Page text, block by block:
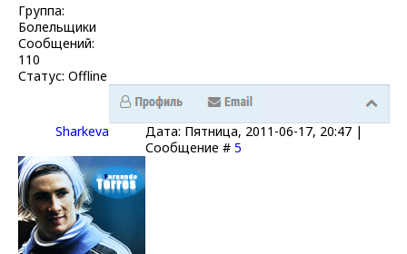
Группа:
Болельщики
Сообщений:
110
Статус: Offline
Sharkeva
Дата: Пятница, 2011-06-17, 20:47 |
Сообщение # 5